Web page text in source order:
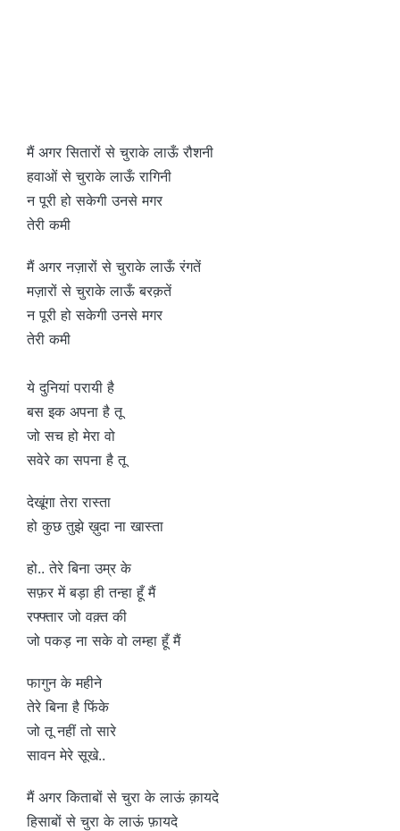
मैं अगर सितारों से चुराके लाऊँ रौशनी
हवाओं से चुराके लाऊँ रागिनी
न पूरी हो सकेगी उनसे मगर
तेरी कमी
मैं अगर नज़ारों से चुराके लाऊँ रंगतें
मज़ारों से चुराके लाऊँ बरक़तें
न पूरी हो सकेगी उनसे मगर
तेरी कमी
ये दुनियां परायी है
बस इक अपना है तू
जो सच हो मेरा वो
सवेरे का सपना है तू
देखूंगा तेरा रास्ता
हो कुछ तुझे ख़ुदा ना खास्ता
हो.. तेरे बिना उम्र के
सफ़र में बड़ा ही तन्हा हूँ मैं
रफ्फ्तार जो वक़्त की
जो पकड़ ना सके वो लम्हा हूँ मैं
फागुन के महीने
तेरे बिना है फिंके
जो तू नहीं तो सारे
सावन मेरे सूखे..
मैं अगर किताबों से चुरा के लाऊं क़ायदे
हिसाबों से चुरा के लाऊं फ़ायदे